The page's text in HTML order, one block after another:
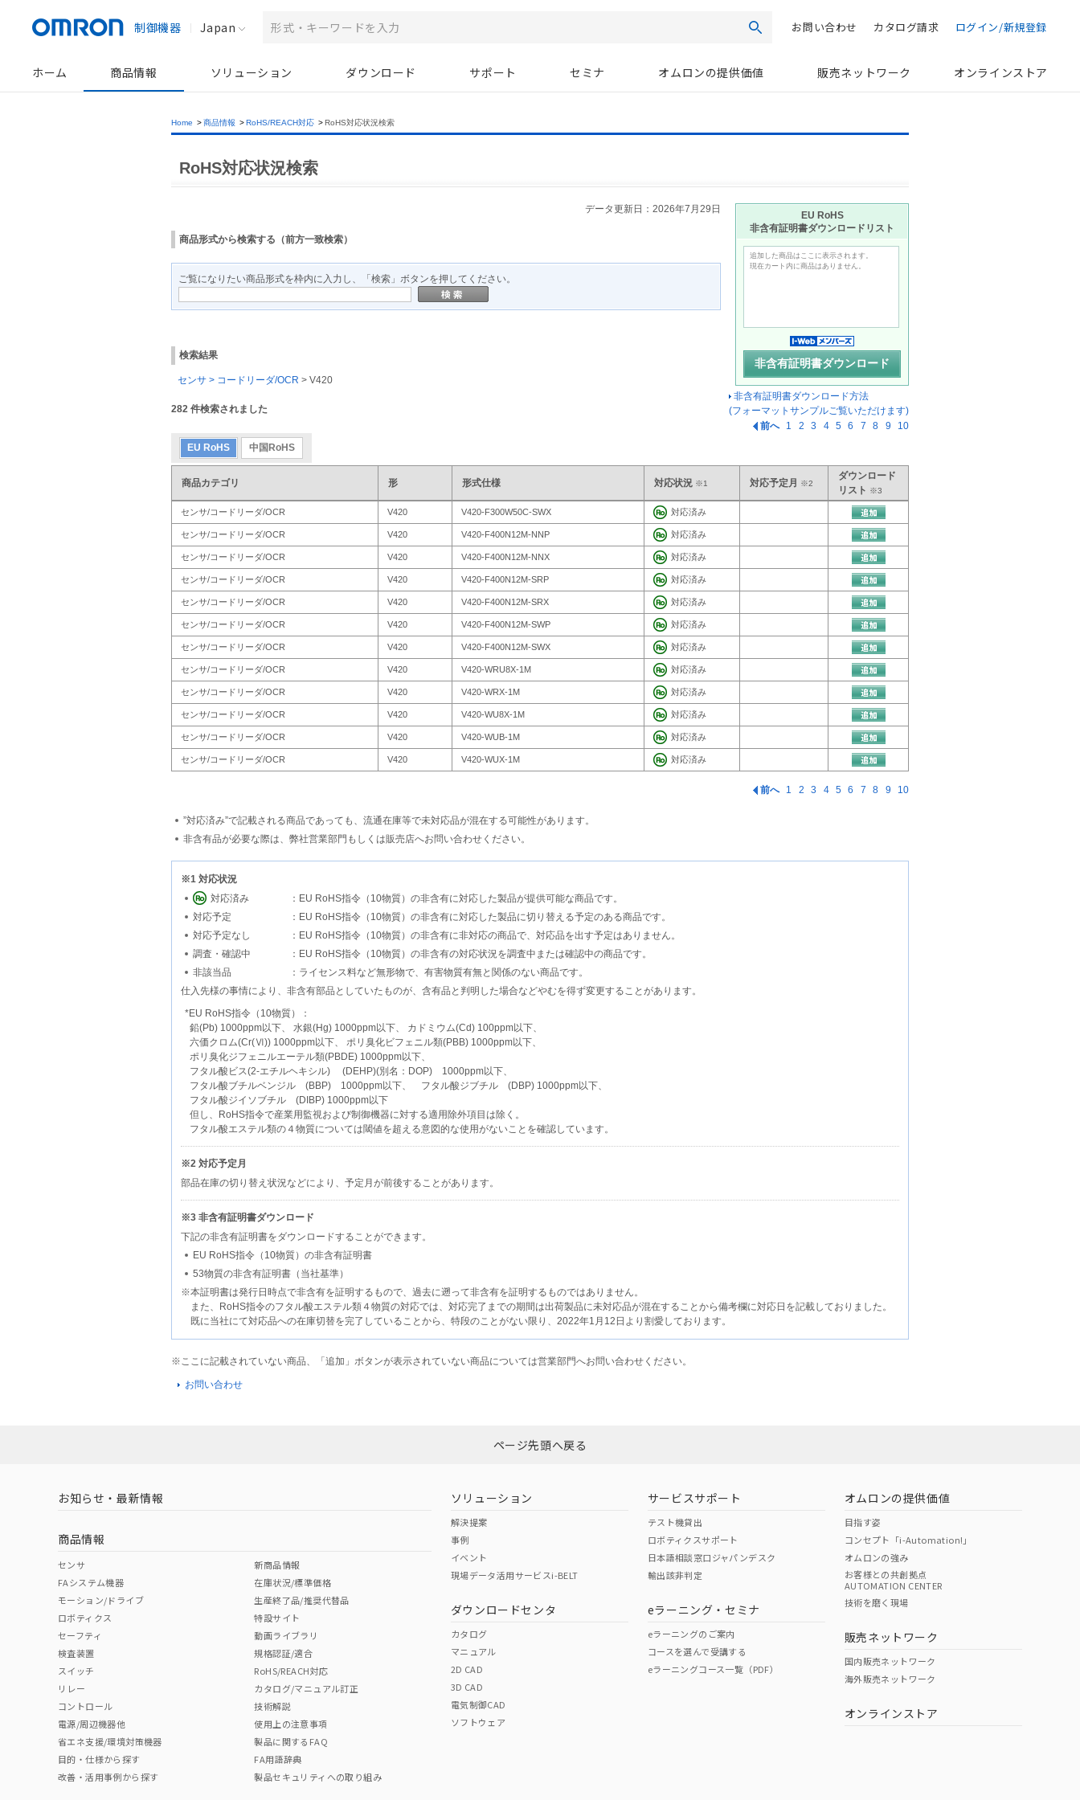
制御機器 Japan 検索お問い合わせ カタログ請求 ログイン/新規登録
ホーム 商品情報 ソリューション ダウンロード サポート セミナ オムロンの提供価値 販売ネットワーク オンラインストア
Home >商品情報 >RoHS/REACH対応 >RoHS対応状況検索
RoHS対応状況検索
EU RoHS
非含有証明書ダウンロードリスト
追加した商品はここに表示されます。
現在カート内に商品はありません。
非含有証明書ダウンロード方法
(フォーマットサンプルご覧いただけます)
データ更新日：2026年7月29日
商品形式から検索する（前方一致検索）
ご覧になりたい商品形式を枠内に入力し、「検索」ボタンを押してください。
検索結果
センサ > コードリーダ/OCR > V420
282 件検索されました
EU RoHS 中国RoHS
前へ 1 2 3 4 5 6 7 8 9 10
商品カテゴリ 形 形式仕様 対応状況 ※1 対応予定月 ※2
ダウンロード
リスト ※3
センサ/コードリーダ/OCR V420 V420-F300W50C-SWX 対応済み
センサ/コードリーダ/OCR V420 V420-F400N12M-NNP 対応済み
センサ/コードリーダ/OCR V420 V420-F400N12M-NNX 対応済み
センサ/コードリーダ/OCR V420 V420-F400N12M-SRP 対応済み
センサ/コードリーダ/OCR V420 V420-F400N12M-SRX 対応済み
センサ/コードリーダ/OCR V420 V420-F400N12M-SWP 対応済み
センサ/コードリーダ/OCR V420 V420-F400N12M-SWX 対応済み
センサ/コードリーダ/OCR V420 V420-WRU8X-1M 対応済み
センサ/コードリーダ/OCR V420 V420-WRX-1M 対応済み
センサ/コードリーダ/OCR V420 V420-WU8X-1M 対応済み
センサ/コードリーダ/OCR V420 V420-WUB-1M 対応済み
センサ/コードリーダ/OCR V420 V420-WUX-1M 対応済み
前へ 1 2 3 4 5 6 7 8 9 10
”対応済み”で記載される商品であっても、流通在庫等で未対応品が混在する可能性があります。
非含有品が必要な際は、弊社営業部門もしくは販売店へお問い合わせください。
※1 対応状況
対応済み
：EU RoHS指令（10物質）の非含有に対応した製品が提供可能な商品です。
対応予定
：EU RoHS指令（10物質）の非含有に対応した製品に切り替える予定のある商品です。
対応予定なし
：EU RoHS指令（10物質）の非含有に非対応の商品で、対応品を出す予定はありません。
調査・確認中
：EU RoHS指令（10物質）の非含有の対応状況を調査中または確認中の商品です。
非該当品
：ライセンス料など無形物で、有害物質有無と関係のない商品です。
仕入先様の事情により、非含有部品としていたものが、含有品と判明した場合などやむを得ず変更することがあります。
*EU RoHS指令（10物質）：
鉛(Pb) 1000ppm以下、 水銀(Hg) 1000ppm以下、 カドミウム(Cd) 100ppm以下、
六価クロム(Cr(Ⅵ)) 1000ppm以下、 ポリ臭化ビフェニル類(PBB) 1000ppm以下、
ポリ臭化ジフェニルエーテル類(PBDE) 1000ppm以下、
フタル酸ビス(2-エチルヘキシル) (DEHP)(別名：DOP) 1000ppm以下、
フタル酸ブチルベンジル (BBP) 1000ppm以下、 フタル酸ジブチル (DBP) 1000ppm以下、
フタル酸ジイソブチル (DIBP) 1000ppm以下
但し、RoHS指令で産業用監視および制御機器に対する適用除外項目は除く。
フタル酸エステル類の４物質については閾値を超える意図的な使用がないことを確認しています。
※2 対応予定月
部品在庫の切り替え状況などにより、予定月が前後することがあります。
※3 非含有証明書ダウンロード
下記の非含有証明書をダウンロードすることができます。
EU RoHS指令（10物質）の非含有証明書
53物質の非含有証明書（当社基準）
※本証明書は発行日時点で非含有を証明するもので、過去に遡って非含有を証明するものではありません。
また、RoHS指令のフタル酸エステル類４物質の対応では、対応完了までの期間は出荷製品に未対応品が混在することから備考欄に対応日を記載しておりました。
既に当社にて対応品への在庫切替を完了していることから、特段のことがない限り、2022年1月12日より割愛しております。
※ここに記載されていない商品、「追加」ボタンが表示されていない商品については営業部門へお問い合わせください。
お問い合わせ
ページ先頭へ戻る
お知らせ・最新情報
商品情報
センサ
FAシステム機器
モーション/ドライブ
ロボティクス
セーフティ
検査装置
スイッチ
リレー
コントロール
電源/周辺機器他
省エネ支援/環境対策機器
目的・仕様から探す
改善・活用事例から探す
新商品情報
在庫状況/標準価格
生産終了品/推奨代替品
特設サイト
動画ライブラリ
規格認証/適合
RoHS/REACH対応
カタログ/マニュアル訂正
技術解説
使用上の注意事項
製品に関するFAQ
FA用語辞典
製品セキュリティへの取り組み
ソリューション
解決提案
事例
イベント
現場データ活用サービスi-BELT
ダウンロードセンタ
カタログ
マニュアル
2D CAD
3D CAD
電気制御CAD
ソフトウェア
サービスサポート
テスト機貸出
ロボティクスサポート
日本語相談窓口ジャパンデスク
輸出該非判定
eラーニング・セミナ
eラーニングのご案内
コースを選んで受講する
eラーニングコース一覧（PDF）
オムロンの提供価値
目指す姿
コンセプト「i-Automation!」
オムロンの強み
お客様との共創拠点
AUTOMATION CENTER
技術を磨く現場
販売ネットワーク
国内販売ネットワーク
海外販売ネットワーク
オンラインストア